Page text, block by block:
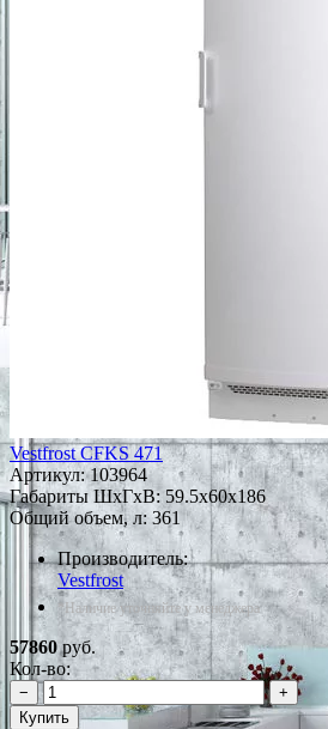
Vestfrost CFKS 471
Артикул:103964
Габариты ШxГxВ: 59.5x60x186
Общий объем, л: 361
Производитель:
Vestfrost
*Наличие уточняйте у менеджера
57860руб.
Кол-во:
−
+
Купить